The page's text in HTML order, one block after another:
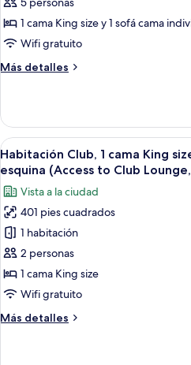
para
no
1 cama King size y 1 sofá cama
Wifi gratuito
Más detalles
Más
Club,
para
no
fumadores
Abrir
todas
las
fotos
de
Habitación
Club,
1
cama
size,
29
Habitación Club, 1 cama King
esquina (Access to Club
Vista a la ciudad
401 pies cuadrados
1 habitación
2 personas
1 cama King size
Wifi gratuito
Más detalles
Más